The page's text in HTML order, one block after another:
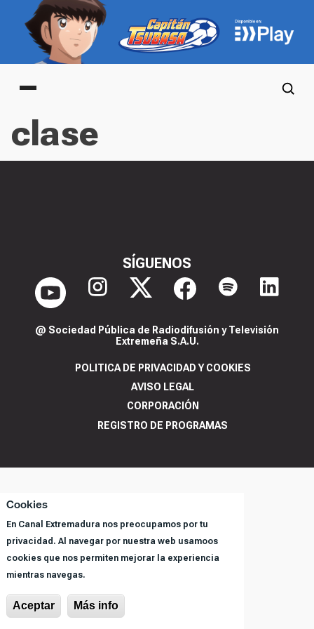
Cookies
En Canal Extremadura nos preocupamos por tu
privacidad. Al navegar por nuestra web usamoos
cookies que nos permiten mejorar la experiencia
mientras navegas.
Aceptar Más info
Main menu
clase
SÍGUENOS
@ Sociedad Pública de Radiodifusión y Televisión
Extremeña S.A.U.
POLITICA DE PRIVACIDAD Y COOKIES
AVISO LEGAL
CORPORACIÓN
REGISTRO DE PROGRAMAS